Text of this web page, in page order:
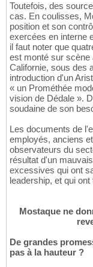
Toutefois, des
cas. En coulisses,
position et son
exercées en interne
il faut noter que
est monté sur scène
Californie, sous des
introduction d'un
« un Prométhée
vision de Dédale ».
soudaine de son
Les documents de
employés, anciens
observateurs du
résultat d'un
excessives qui ont
leadership, et qui
Mostaque ne
De grandes
pas à la hauteur ?